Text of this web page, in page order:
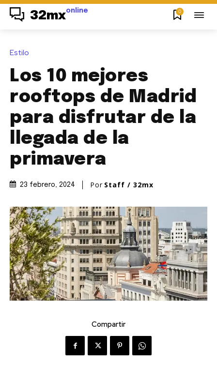
32mxonline 0
Estilo
Los 10 mejores
rooftops de Madrid
para disfrutar de la
llegada de la
primavera
23 febrero, 2024 Por Staff / 32mx
Compartir